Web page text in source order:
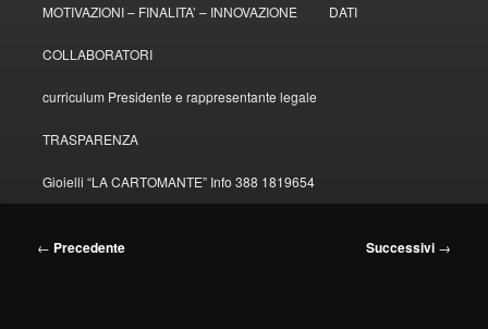
MOTIVAZIONI – FINALITA’ – INNOVAZIONE DATI
COLLABORATORI
curriculum Presidente e rappresentante legale
TRASPARENZA
Gioielli “LA CARTOMANTE” Info 388 1819654
Navigazione
← Precedente Successivi →